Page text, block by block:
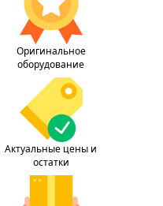
Оригинальное
оборудование
Актуальные цены и
остатки